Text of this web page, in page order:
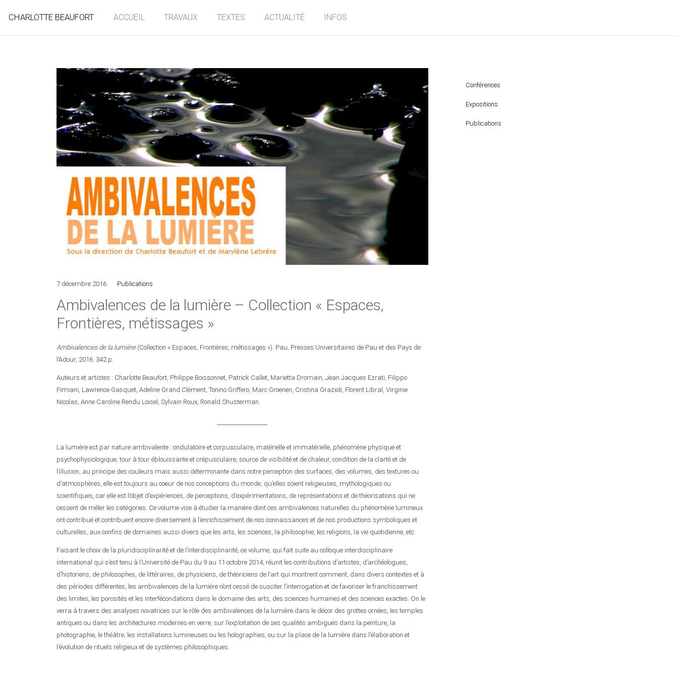
CHARLOTTE BEAUFORT ACCUEIL TRAVAUX TEXTES ACTUALITÉ INFOS
7 décembre 2016 Publications
Ambivalences de la lumière – Collection « Espaces,
Frontières, métissages »
Ambivalences de la lumière(Collection « Espaces, Frontières, métissages »). Pau, Presses Universitaires de Pau et des Pays de
l’Adour, 2016. 342 p.
Auteurs et artistes : Charlotte Beaufort, Philippe Boissonnet, Patrick Callet, Marietta Dromain, Jean Jacques Ezrati, Filippo
Fimiani, Lawrence Gasquet, Adeline Grand Clément, Tonino Griffero, Marc Groenen, Cristina Grazioli, Florent Libral, Virginie
Nicolas, Anne Caroline Rendu Loisel, Sylvain Roux, Ronald Shusterman.
La lumière est par nature ambivalente : ondulatoire et corpusculaire, matérielle et immatérielle, phénomène physique et
psychophysiologique, tour à tour éblouissante et crépusculaire, source de visibilité et de chaleur, condition de la clarté et de
l’illusion, au principe des couleurs mais aussi déterminante dans notre perception des surfaces, des volumes, des textures ou
d’atmosphères, elle est toujours au coeur de nos conceptions du monde, qu’elles soient religieuses, mythologiques ou
scientifiques, car elle est l’objet d’expériences, de perceptions, d’expérimentations, de représentations et de théorisations qui ne
cessent de mêler les catégories. Ce volume vise à étudier la manière dont ces ambivalences naturelles du phénomène lumineux
ont contribué et contribuent encore diversement à l’enrichissement de nos connaissances et de nos productions symboliques et
culturelles, aux confins de domaines aussi divers que les arts, les sciences, la philosophie, les religions, la vie quotidienne, etc.
Faisant le choix de la pluridisciplinarité et de l’interdisciplinarité, ce volume, qui fait suite au colloque interdisciplinaire
international qui s’est tenu à l’Université de Pau du 9 au 11 octobre 2014, réunit les contributions d’artistes, d’archéologues,
d’historiens, de philosophes, de littéraires, de physiciens, de théoriciens de l’art qui montrent comment, dans divers contextes et à
des périodes différentes, les ambivalences de la lumière n’ont cessé de susciter l’interrogation et de favoriser le franchissement
des limites, les porosités et les interfécondations dans le domaine des arts, des sciences humaines et des sciences exactes. On le
verra à travers des analyses novatrices sur le rôle des ambivalences de la lumière dans le décor des grottes ornées, les temples
antiques ou dans les architectures modernes en verre, sur l’exploitation de ses qualités ambiguës dans la peinture, la
photographie, le théâtre, les installations lumineuses ou les holographies, ou sur la place de la lumière dans l’élaboration et
l’évolution de rituels religieux et de systèmes philosophiques.
Conférences
Expositions
Publications